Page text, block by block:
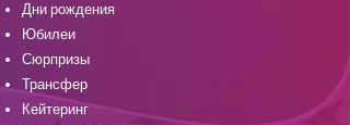
Дни рождения
Юбилеи
Сюрпризы
Трансфер
Кейтеринг